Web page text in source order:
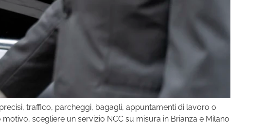
traffico, parcheggi, bagagli, appuntamenti di lavoro o
scegliere un servizio NCC su misura in Brianza e Milano